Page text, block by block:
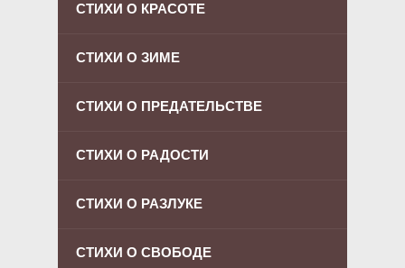
СТИХИ О КРАСОТЕ
СТИХИ О ЗИМЕ
СТИХИ О ПРЕДАТЕЛЬСТВЕ
СТИХИ О РАДОСТИ
СТИХИ О РАЗЛУКЕ
СТИХИ О СВОБОДЕ